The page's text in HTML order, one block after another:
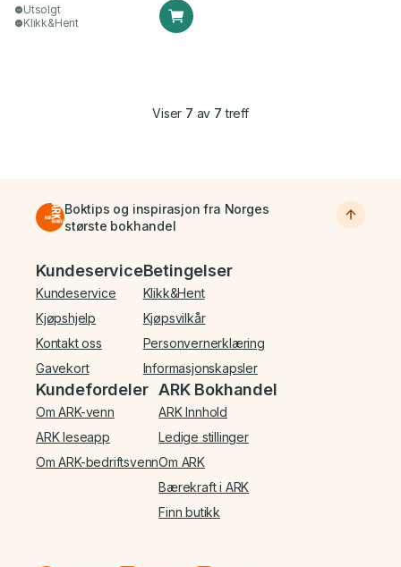
Utsolgt
Klikk&Hent
Viser 7 av 7 treff
Boktips og inspirasjon fra Norges
største bokhandel
Bunnmeny
Kundeservice
Kundeservice
Kjøpshjelp
Kontakt oss
Gavekort
Betingelser
Klikk&Hent
Kjøpsvilkår
Personvernerklæring
Informasjonskapsler
Kundefordeler
Om ARK-venn
ARK leseapp
Om ARK-bedriftsvenn
ARK Bokhandel
ARK Innhold
Ledige stillinger
Om ARK
Bærekraft i ARK
Finn butikk